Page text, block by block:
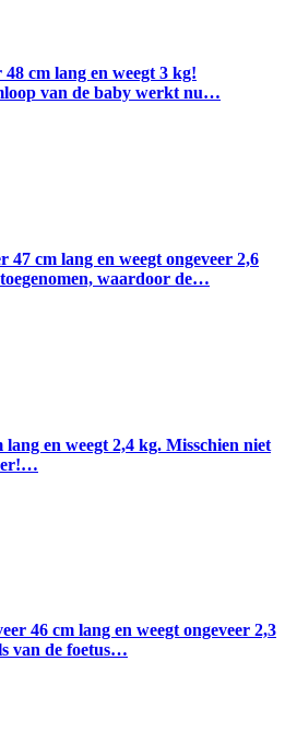
cm lang en weegt 3 kg!
van de baby werkt nu…
47 cm lang en weegt ongeveer 2,6
waardoor de…
en weegt 2,4 kg. Misschien niet
46 cm lang en weegt ongeveer 2,3
van de foetus…